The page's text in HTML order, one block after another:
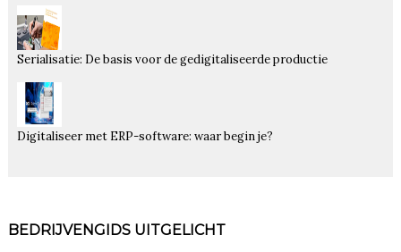
Serialisatie: De basis voor de gedigitaliseerde productie
Digitaliseer met ERP-software: waar begin je?
BEDRIJVENGIDS UITGELICHT